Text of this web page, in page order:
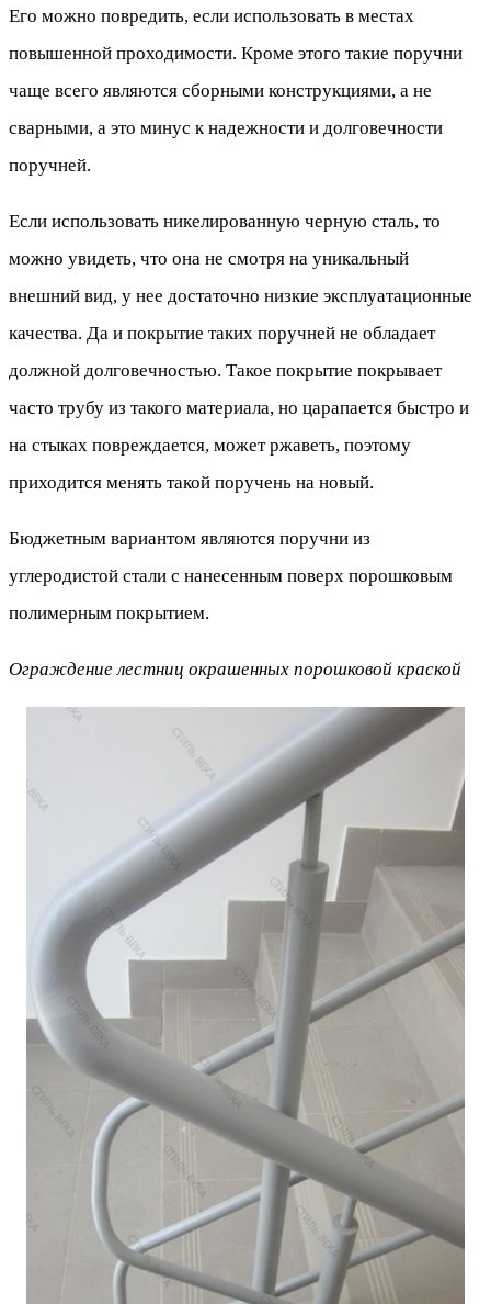
Его можно повредить, если использовать в местах
повышенной проходимости. Кроме этого такие поручни
чаще всего являются сборными конструкциями, а не
сварными, а это минус к надежности и долговечности
поручней.
Если использовать никелированную черную сталь, то
можно увидеть, что она не смотря на уникальный
внешний вид, у нее достаточно низкие эксплуатационные
качества. Да и покрытие таких поручней не обладает
должной долговечностью. Такое покрытие покрывает
часто трубу из такого материала, но царапается быстро и
на стыках повреждается, может ржаветь, поэтому
приходится менять такой поручень на новый.
Бюджетным вариантом являются поручни из
углеродистой стали с нанесенным поверх порошковым
полимерным покрытием.
Ограждение лестниц окрашенных порошковой краской